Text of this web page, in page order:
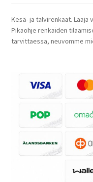
Kesä- ja talvirenkaat. Laaja
Pikaohje renkaiden
tarvittaessa, neuvomme